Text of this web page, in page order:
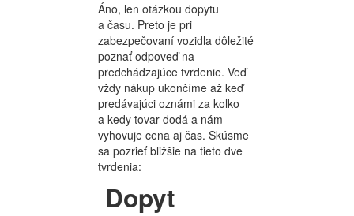
Áno, len otázkou dopytu
a času. Preto je pri
zabezpečovaní vozidla dôležité
poznať odpoveď na
predchádzajúce tvrdenie. Veď
vždy nákup ukončíme až keď
predávajúci oznámi za koľko
a kedy tovar dodá a nám
vyhovuje cena aj čas. Skúsme
sa pozrieť bližšie na tieto dve
tvrdenia:
Dopyt